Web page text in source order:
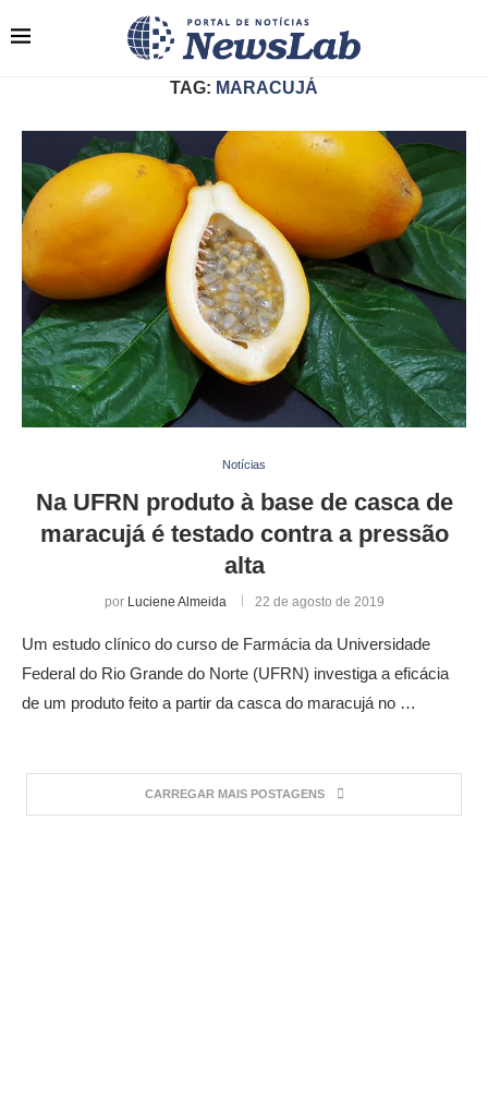
TAG: MARACUJÁ
Notícias
Na UFRN produto à base de casca de
maracujá é testado contra a pressão
alta
por Luciene Almeida 22 de agosto de 2019
Um estudo clínico do curso de Farmácia da Universidade
Federal do Rio Grande do Norte (UFRN) investiga a eficácia
de um produto feito a partir da casca do maracujá no …
CARREGAR MAIS POSTAGENS